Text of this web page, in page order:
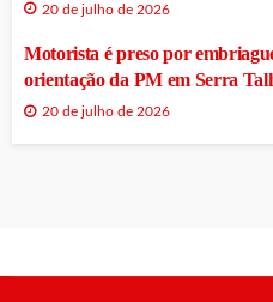
20 de julho de 2026
Motorista é preso por
orientação da PM em Serra
20 de julho de 2026